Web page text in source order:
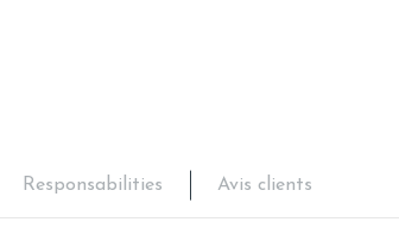
Responsabilities Avis clients